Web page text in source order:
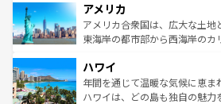
ンツ一覧を参照してほしい。
の建物がそのまま残る町や、ス
博物館もあり、アルプス観光だ
ことができる。国民の所得が高
ば市内交通費無料で観光を楽しむこと
着のスイス情報はコンテンツ一
アメリカ
アメリカ合衆国は、広大な土地
東海岸の都市部から西海岸のカ
のような巨大都市は、観光、シ
ンメントが詰まった刺激的なス
西部には大自然が広がり、グラ
ハワイ
年間を通じて温暖な気候に恵ま
ハワイは、どの島も独自の魅力